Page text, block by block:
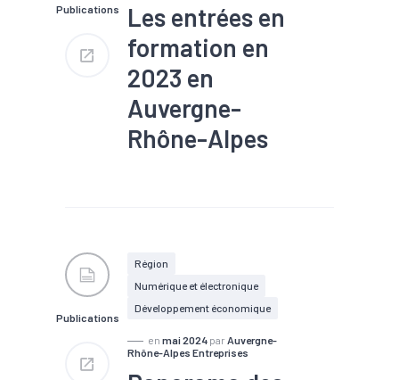
Publications
Les entrées en
formation en
2023 en
Auvergne-
Rhône-Alpes
Publications
Région
Numérique et électronique
Développement économique
en mai 2024 par Auvergne-
Rhône-Alpes Entreprises